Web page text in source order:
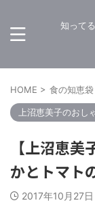
知って
HOME > 食の知恵袋
上沼恵美子のおし
【上沼恵
かとトマト
2017年10月27日